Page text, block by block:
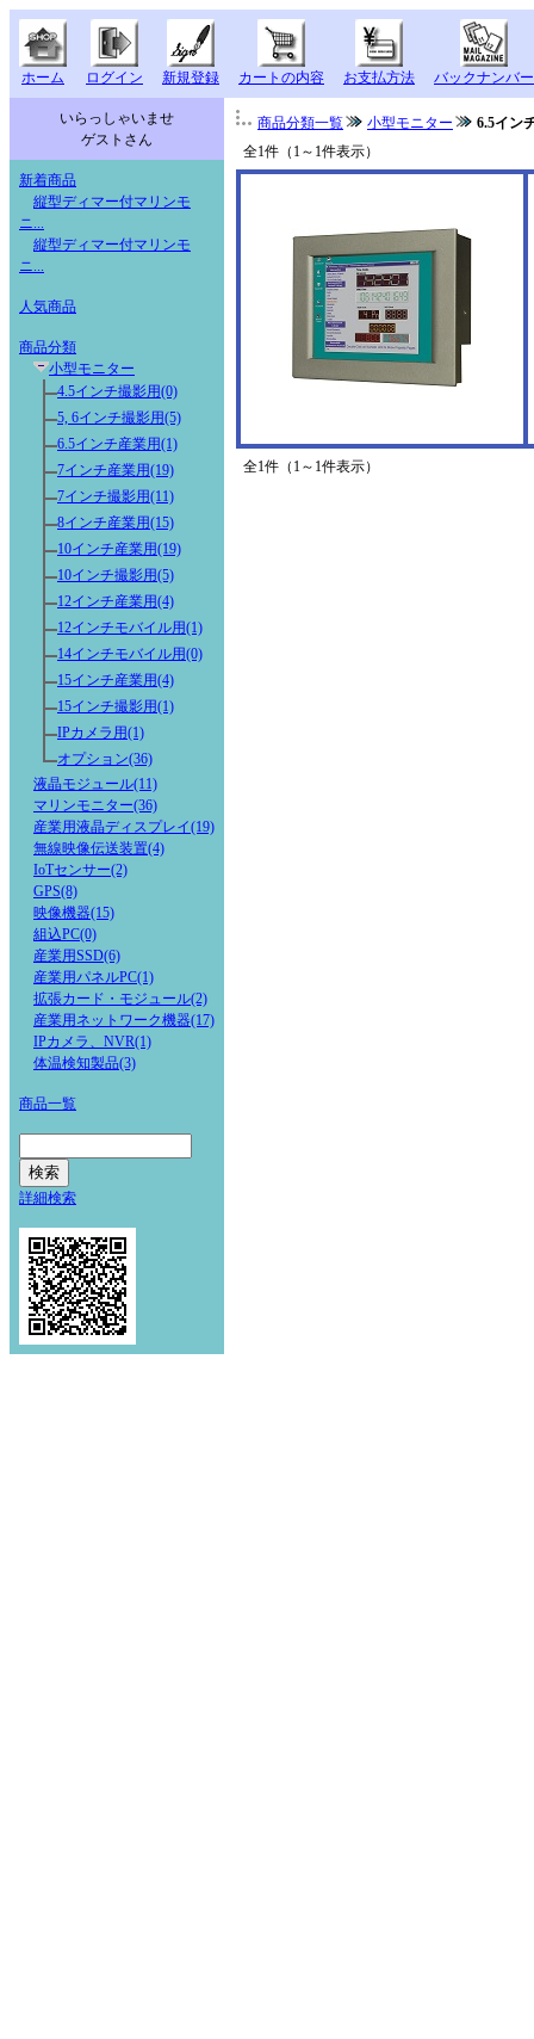
ホーム ログイン 新規登録 カートの内容 お支払方法 バックナンバー
いらっしゃいませ
ゲストさん
新着商品
縦型ディマー付マリンモ
ニ...
縦型ディマー付マリンモ
ニ...
人気商品
商品分類
小型モニター
4.5インチ撮影用(0)
5, 6インチ撮影用(5)
6.5インチ産業用(1)
7インチ産業用(19)
7インチ撮影用(11)
8インチ産業用(15)
10インチ産業用(19)
10インチ撮影用(5)
12インチ産業用(4)
12インチモバイル用(1)
14インチモバイル用(0)
15インチ産業用(4)
15インチ撮影用(1)
IPカメラ用(1)
オプション(36)
液晶モジュール(11)
マリンモニター(36)
産業用液晶ディスプレイ(19)
無線映像伝送装置(4)
IoTセンサー(2)
GPS(8)
映像機器(15)
組込PC(0)
産業用SSD(6)
産業用パネルPC(1)
拡張カード・モジュール(2)
産業用ネットワーク機器(17)
IPカメラ、NVR(1)
体温検知製品(3)
商品一覧
詳細検索
商品分類一覧 小型モニター
6.5イン
全1件（1～1件表示）
全1件（1～1件表示）